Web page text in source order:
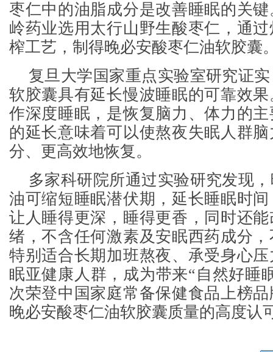
枣仁中的油脂成分是改善睡眠的关
岭药业选用太行山野生酸枣仁，通
榨工艺，制得晚必安酸枣仁油软胶囊
复旦大学国家重点实验室研究证
软胶囊具有延长慢波睡眠的可靠效
作深度睡眠，是恢复脑力、体力的
的延长意味着可以使熬夜失眠人群
分、更高效地恢复。
多家科研院所通过实验研究发现
油可缩短睡眠潜伏期，延长睡眠时
让人睡得更深，睡得更香，同时还
绪，不含任何激素及安眠西药成分
特别适合长期加班熬夜、承受身心
眠亚健康人群，成为带来“自然好睡
次荣登中国家庭常备保健食品上榜
晚必安酸枣仁油软胶囊质量的高度认